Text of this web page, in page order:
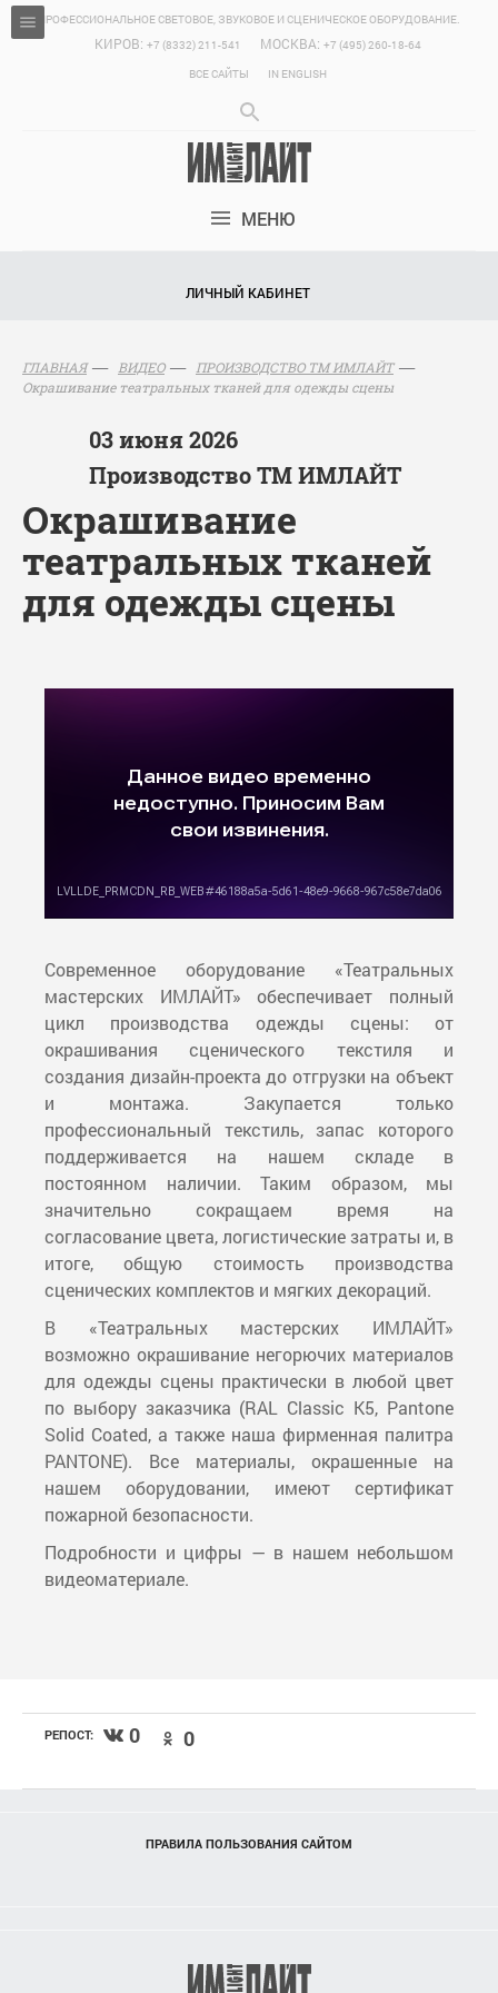
ПРОФЕССИОНАЛЬНОЕ СВЕТОВОЕ, ЗВУКОВОЕ И СЦЕНИЧЕСКОЕ ОБОРУДОВАНИЕ.
КИРОВ: +7 (8332) 211-541 МОСКВА: +7 (495) 260-18-64
ВСЕ САЙТЫ
IN ENGLISH
МЕНЮ
ЛИЧНЫЙ КАБИНЕТ
ГЛАВНАЯ ВИДЕО
ПРОИЗВОДСТВО ТМ ИМЛАЙТ
Окрашивание театральных тканей для одежды сцены
03 июня 2026
Производство ТМ ИМЛАЙТ
Окрашивание
театральных тканей
для одежды сцены
Современное оборудование «Театральных
мастерских ИМЛАЙТ» обеспечивает полный
цикл производства одежды сцены: от
окрашивания сценического текстиля и
создания дизайн-проекта до отгрузки на объект
и монтажа. Закупается только
профессиональный текстиль, запас которого
поддерживается на нашем складе в
постоянном наличии. Таким образом, мы
значительно сокращаем время на
согласование цвета, логистические затраты и, в
итоге, общую стоимость производства
сценических комплектов и мягких декораций.
В «Театральных мастерских ИМЛАЙТ»
возможно окрашивание негорючих материалов
для одежды сцены практически в любой цвет
по выбору заказчика (RAL Classic K5, Pantone
Solid Coated, а также наша фирменная палитра
PANTONE). Все материалы, окрашенные на
нашем оборудовании, имеют сертификат
пожарной безопасности.
Подробности и цифры — в нашем небольшом
видеоматериале.
РЕПОСТ: 0 0
ПРАВИЛА ПОЛЬЗОВАНИЯ САЙТОМ